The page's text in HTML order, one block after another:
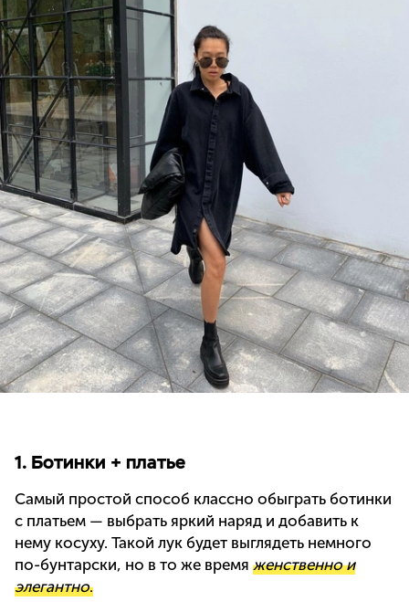
1. Ботинки + платье
Самый простой способ классно обыграть ботинки
с платьем — выбрать яркий наряд и добавить к
нему косуху. Такой лук будет выглядеть немного
по-бунтарски, но в то же время женственно и
элегантно.